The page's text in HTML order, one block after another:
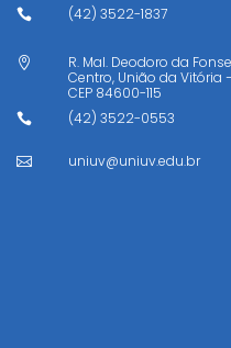
 (42) 3522-1837

R. Mal. Deodoro da
Centro, União da Vitória
CEP 84600-115
 (42) 3522-0553
 uniuv@uniuv.edu.br